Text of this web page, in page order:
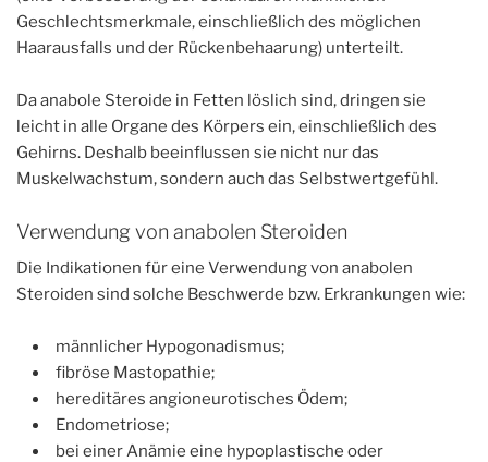
Geschlechtsmerkmale, einschließlich des möglichen
Haarausfalls und der Rückenbehaarung) unterteilt.
Da anabole Steroide in Fetten löslich sind, dringen sie
leicht in alle Organe des Körpers ein, einschließlich des
Gehirns. Deshalb beeinflussen sie nicht nur das
Muskelwachstum, sondern auch das Selbstwertgefühl.
Verwendung von anabolen Steroiden
Die Indikationen für eine Verwendung von anabolen
Steroiden sind solche Beschwerde bzw. Erkrankungen wie:
männlicher Hypogonadismus;
fibröse Mastopathie;
hereditäres angioneurotisches Ödem;
Endometriose;
bei einer Anämie eine hypoplastische oder